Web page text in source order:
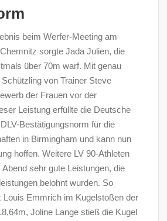
beim Werfer-Meeting am
sorgte Jada Julien, die
über 70m warf. Mit genau
von Trainer Steve
der Frauen vor der
Leistung erfüllte die Deutsche
Bestätigungsnorm für die
in Birmingham und kann nun
hoffen. Weitere LV 90-Athleten
sehr gute Leistungen, die
belohnt wurden. So
Louis Emmrich im Kugelstoßen der
Joline Lange stieß die Kugel